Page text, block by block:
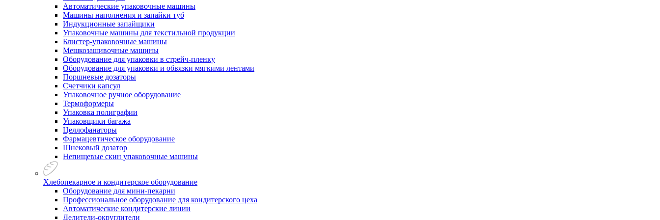
Автоматические упаковочные машины
Машины наполнения и запайки туб
Индукционные запайщики
Упаковочные машины для текстильной продукции
Блистер-упаковочные машины
Мешкозашивочные машины
Оборудование для упаковки в стрейч-пленку
Оборудование для упаковки и обвязки мягкими лентами
Поршневые дозаторы
Счетчики капсул
Упаковочное ручное оборудование
Термоформеры
Упаковка полиграфии
Упаковщики багажа
Целлофанаторы
Фармацевтическое оборудование
Шнековый дозатор
Непищевые скин упаковочные машины
Хлебопекарное и кондитерское оборудование
Оборудование для мини-пекарни
Профессиональное оборудование для кондитерского цеха
Автоматические кондитерские линии
Делители-округлители